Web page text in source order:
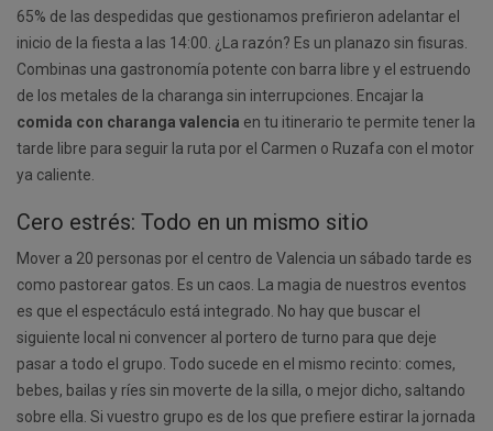
65% de las despedidas que gestionamos prefirieron adelantar el
inicio de la fiesta a las 14:00. ¿La razón? Es un planazo sin fisuras.
Combinas una gastronomía potente con barra libre y el estruendo
de los metales de la charanga sin interrupciones. Encajar la
comida con charanga valencia en tu itinerario te permite tener la
tarde libre para seguir la ruta por el Carmen o Ruzafa con el motor
ya caliente.
Cero estrés: Todo en un mismo sitio
Mover a 20 personas por el centro de Valencia un sábado tarde es
como pastorear gatos. Es un caos. La magia de nuestros eventos
es que el espectáculo está integrado. No hay que buscar el
siguiente local ni convencer al portero de turno para que deje
pasar a todo el grupo. Todo sucede en el mismo recinto: comes,
bebes, bailas y ríes sin moverte de la silla, o mejor dicho, saltando
sobre ella. Si vuestro grupo es de los que prefiere estirar la jornada